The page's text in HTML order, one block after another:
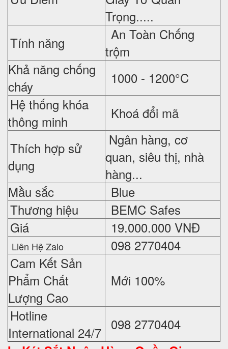
Trọng.....
Tính năng
An Toàn Chống
trộm
Khả năng chống
cháy
1000 - 1200°C
Hệ thống khóa
thông minh
Khoá đổi mã
Thích hợp sử
dụng
Ngân hàng, cơ
quan, siêu thị, nhà
hàng...
Mầu sắc
Blue
Thương hiệu
BEMC Safes
Giá
19.000.000 VNĐ
Liên Hệ Zalo
098 2770404
Cam Kết Sản
Phẩm Chất
Lượng Cao
Mới 100%
Hotline
International 24/7 098 2770404